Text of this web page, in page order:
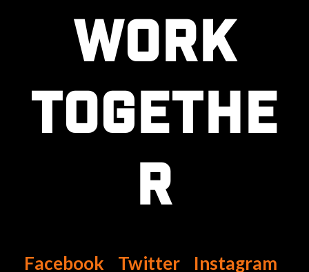
work
togethe
r
Facebook Twitter
Instagram